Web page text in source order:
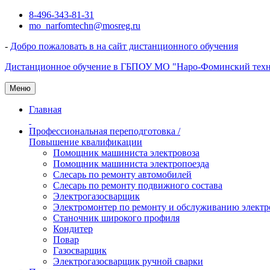
Перейти8-496-343-81-31
mo_narfomtechn@mosreg.ru
- Добро пожаловать в на сайт дистанционного обучения
Дистанционное обучение в ГБПОУ МО "Наро-Фоминский
Меню
Главная
Профессиональная переподготовка /
Повышение квалификации
Помощник машиниста электровоза
Помощник машиниста электропоезда
Слесарь по ремонту автомобилей
Слесарь по ремонту подвижного состава
Электрогазосварщик
Электромонтер по ремонту и обслуживанию
Станочник широкого профиля
Кондитер
Повар
Газосварщик
Электрогазосварщик ручной сварки